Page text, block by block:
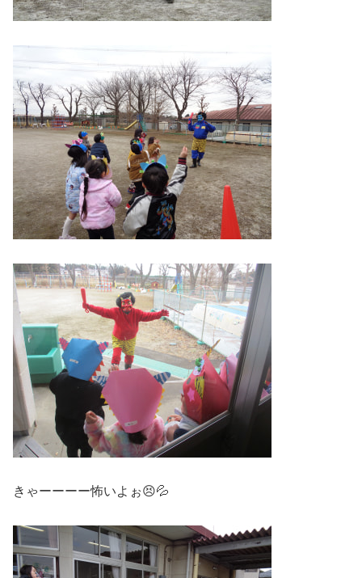
きゃーーーー怖いよぉ😣💦